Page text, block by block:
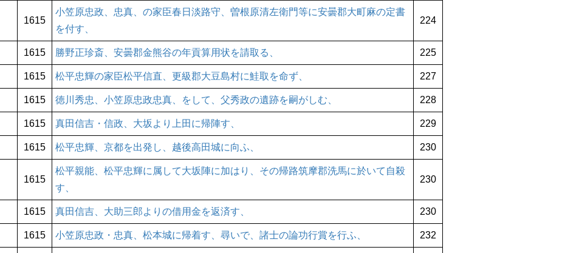
1615
小笠原忠政、忠真、の家臣春日淡路守、曽根原清左衛門等に安曇郡大町麻の定書
を付す、
224
1615 勝野正珍斎、安曇郡金熊谷の年貢算用状を請取る、 225
1615 松平忠輝の家臣松平信直、更級郡大豆島村に鮭取を命ず、 227
1615 徳川秀忠、小笠原忠政忠真、をして、父秀政の遺跡を嗣がしむ、 228
1615 真田信吉・信政、大坂より上田に帰陣す、 229
1615 松平忠輝、京都を出発し、越後高田城に向ふ、 230
1615
松平親能、松平忠輝に属して大坂陣に加はり、その帰路筑摩郡洗馬に於いて自殺
す、
230
1615 真田信吉、大助三郎よりの借用金を返済す、 230
1615 小笠原忠政・忠真、松本城に帰着す、尋いで、諸士の論功行賞を行ふ、 232